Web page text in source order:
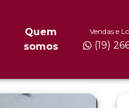
Quem
somos
Vendas e
(19)